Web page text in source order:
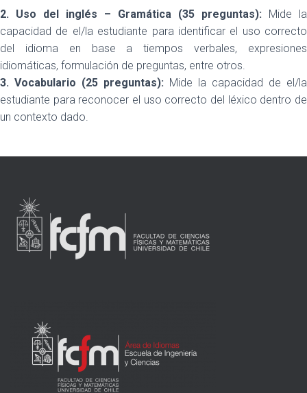
2. Uso del inglés – Gramática (35 preguntas): Mide la
capacidad de el/la estudiante para identificar el uso correcto
del idioma en base a tiempos verbales, expresiones
idiomáticas, formulación de preguntas, entre otros.
3. Vocabulario (25 preguntas): Mide la capacidad de el/la
estudiante para reconocer el uso correcto del léxico dentro de
un contexto dado.